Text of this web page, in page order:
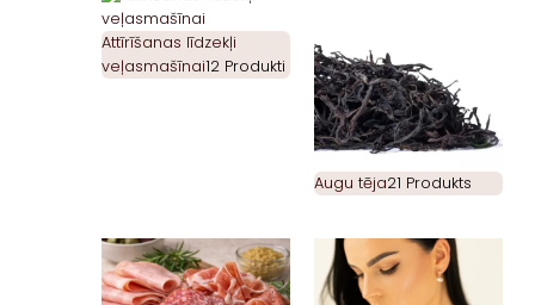
Attīrīšanas līdzekļi
veļasmašīnai12 Produkti
Augu tēja21 Produkts